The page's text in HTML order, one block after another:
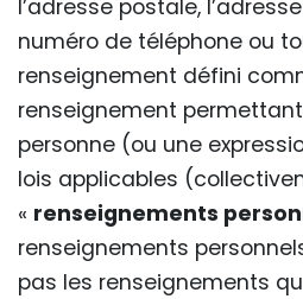
l’adresse postale,
numéro de téléphone ou
renseignement défini
renseignement
personne (ou une
lois applicables
« renseignements
renseignements
pas les renseignements